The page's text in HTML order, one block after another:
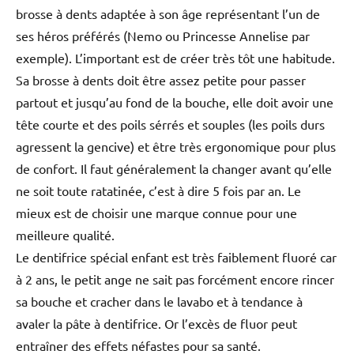
brosse à dents adaptée à son âge représentant l’un de
ses héros préférés (Nemo ou Princesse Annelise par
exemple). L’important est de créer très tôt une habitude.
Sa brosse à dents doit être assez petite pour passer
partout et jusqu’au fond de la bouche, elle doit avoir une
tête courte et des poils sérrés et souples (les poils durs
agressent la gencive) et être très ergonomique pour plus
de confort. Il faut généralement la changer avant qu’elle
ne soit toute ratatinée, c’est à dire 5 fois par an. Le
mieux est de choisir une marque connue pour une
meilleure qualité.
Le dentifrice spécial enfant est très faiblement fluoré car
à 2 ans, le petit ange ne sait pas forcément encore rincer
sa bouche et cracher dans le lavabo et à tendance à
avaler la pâte à dentifrice. Or l’excès de fluor peut
entraîner des effets néfastes pour sa santé.